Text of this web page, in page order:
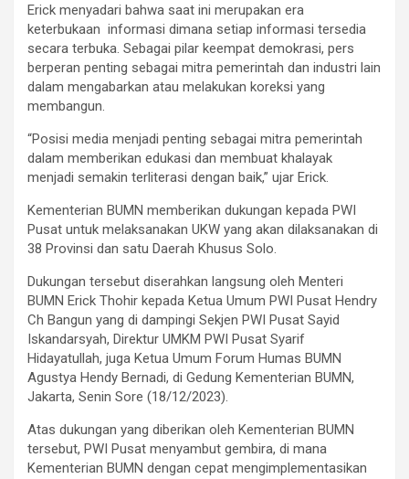
Erick menyadari bahwa saat ini merupakan era
keterbukaan informasi dimana setiap informasi tersedia
secara terbuka. Sebagai pilar keempat demokrasi, pers
berperan penting sebagai mitra pemerintah dan industri lain
dalam mengabarkan atau melakukan koreksi yang
membangun.
“Posisi media menjadi penting sebagai mitra pemerintah
dalam memberikan edukasi dan membuat khalayak
menjadi semakin terliterasi dengan baik,” ujar Erick.
Kementerian BUMN memberikan dukungan kepada PWI
Pusat untuk melaksanakan UKW yang akan dilaksanakan di
38 Provinsi dan satu Daerah Khusus Solo.
Dukungan tersebut diserahkan langsung oleh Menteri
BUMN Erick Thohir kepada Ketua Umum PWI Pusat Hendry
Ch Bangun yang di dampingi Sekjen PWI Pusat Sayid
Iskandarsyah, Direktur UMKM PWI Pusat Syarif
Hidayatullah, juga Ketua Umum Forum Humas BUMN
Agustya Hendy Bernadi, di Gedung Kementerian BUMN,
Jakarta, Senin Sore (18/12/2023).
Atas dukungan yang diberikan oleh Kementerian BUMN
tersebut, PWI Pusat menyambut gembira, di mana
Kementerian BUMN dengan cepat mengimplementasikan